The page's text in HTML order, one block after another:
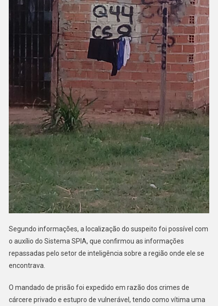
Segundo informações, a localização do suspeito foi possível com
o auxílio do Sistema SPIA, que confirmou as informações
repassadas pelo setor de inteligência sobre a região onde ele se
encontrava.
O mandado de prisão foi expedido em razão dos crimes de
cárcere privado e estupro de vulnerável, tendo como vítima uma